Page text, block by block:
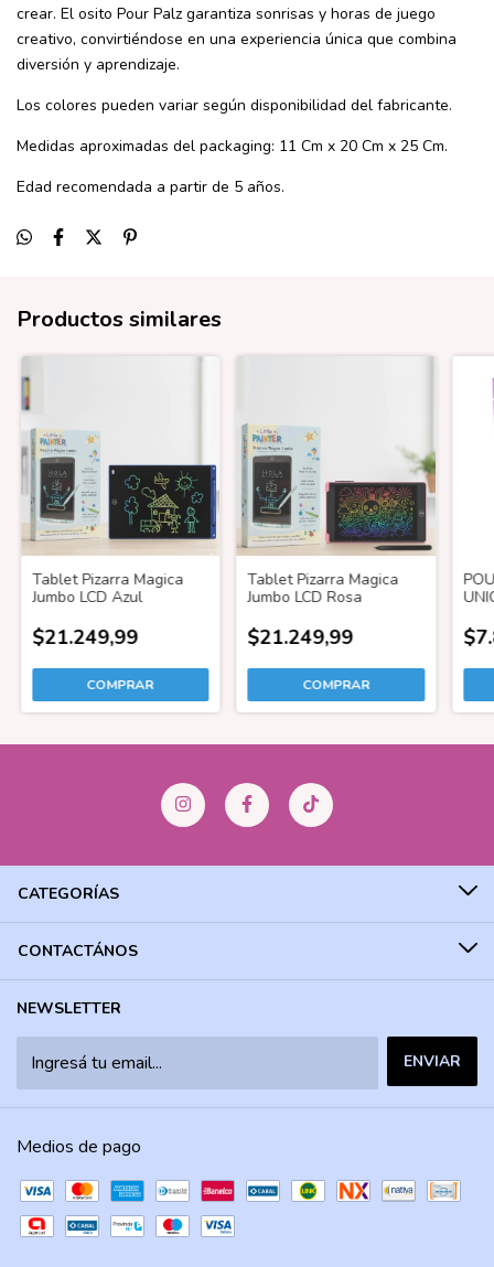
crear. El osito Pour Palz garantiza sonrisas y horas de juego
creativo, convirtiéndose en una experiencia única que combina
diversión y aprendizaje.
Los colores pueden variar según disponibilidad del fabricante.
Medidas aproximadas del packaging: 11 Cm x 20 Cm x 25 Cm.
Edad recomendada a partir de 5 años.
Productos similares
Tablet Pizarra Magica
Jumbo LCD Azul
$21.249,99
Tablet Pizarra Magica
Jumbo LCD Rosa
$21.249,99
CATEGORÍAS
CONTACTÁNOS
NEWSLETTER
Medios de pago